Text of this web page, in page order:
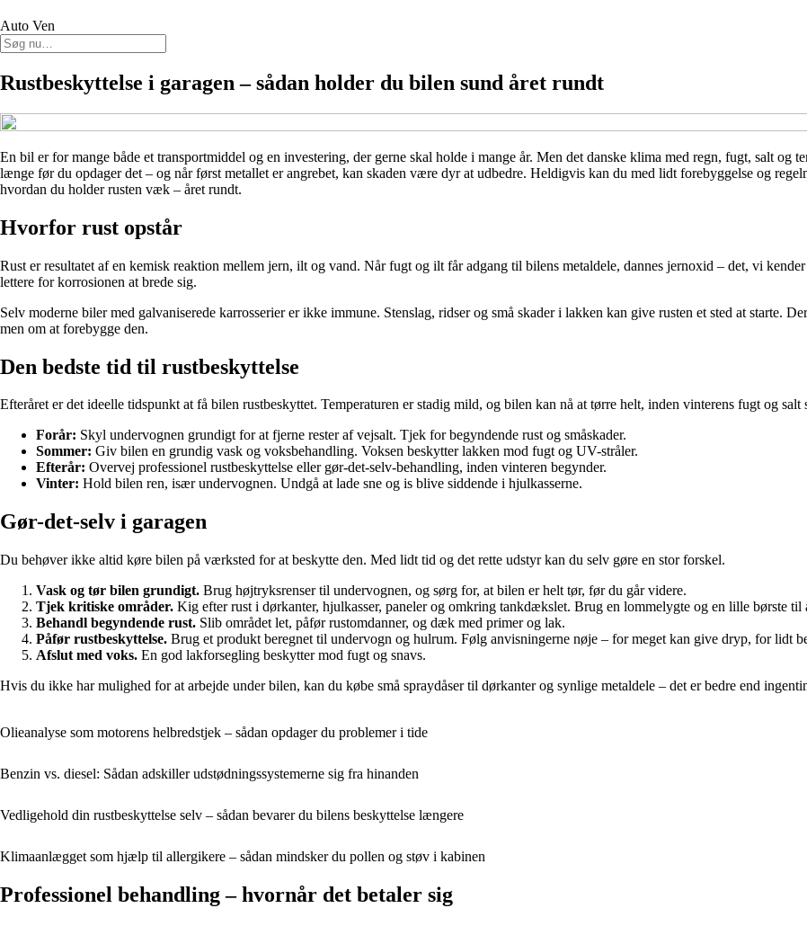
Auto Ven
Rustbeskyttelse i garagen – sådan holder du bilen sund året rundt
En bil er for mange både et transportmiddel og en investering, der gerne skal holde i mange år. Men det danske klima med regn, fugt, salt og
længe før du opdager det – og når først metallet er angrebet, kan skaden være dyr at udbedre. Heldigvis kan du med lidt forebyggelse og
hvordan du holder rusten væk – året rundt.
Hvorfor rust opstår
Rust er resultatet af en kemisk reaktion mellem jern, ilt og vand. Når fugt og ilt får adgang til bilens metaldele, dannes jernoxid – det, vi
lettere for korrosionen at brede sig.
Selv moderne biler med galvaniserede karrosserier er ikke immune. Stenslag, ridser og små skader i lakken kan give rusten et sted at starte.
men om at forebygge den.
Den bedste tid til rustbeskyttelse
Efteråret er det ideelle tidspunkt at få bilen rustbeskyttet. Temperaturen er stadig mild, og bilen kan nå at tørre helt, inden vinterens fugt og
Forår: Skyl undervognen grundigt for at fjerne rester af vejsalt. Tjek for begyndende rust og småskader.
Sommer: Giv bilen en grundig vask og voksbehandling. Voksen beskytter lakken mod fugt og UV-stråler.
Efterår: Overvej professionel rustbeskyttelse eller gør-det-selv-behandling, inden vinteren begynder.
Vinter: Hold bilen ren, især undervognen. Undgå at lade sne og is blive siddende i hjulkasserne.
Gør-det-selv i garagen
Du behøver ikke altid køre bilen på værksted for at beskytte den. Med lidt tid og det rette udstyr kan du selv gøre en stor forskel.
Vask og tør bilen grundigt. Brug højtryksrenser til undervognen, og sørg for, at bilen er helt tør, før du går videre.
Tjek kritiske områder. Kig efter rust i dørkanter, hjulkasser, paneler og omkring tankdækslet. Brug en lommelygte og en lille børste til
Behandl begyndende rust. Slib området let, påfør rustomdanner, og dæk med primer og lak.
Påfør rustbeskyttelse. Brug et produkt beregnet til undervogn og hulrum. Følg anvisningerne nøje – for meget kan give dryp, for lidt
Afslut med voks. En god lakforsegling beskytter mod fugt og snavs.
Hvis du ikke har mulighed for at arbejde under bilen, kan du købe små spraydåser til dørkanter og synlige metaldele – det er bedre end
Olieanalyse som motorens helbredstjek – sådan opdager du problemer i tide
Benzin vs. diesel: Sådan adskiller udstødningssystemerne sig fra hinanden
Vedligehold din rustbeskyttelse selv – sådan bevarer du bilens beskyttelse længere
Klimaanlægget som hjælp til allergikere – sådan mindsker du pollen og støv i kabinen
Professionel behandling – hvornår det betaler sig